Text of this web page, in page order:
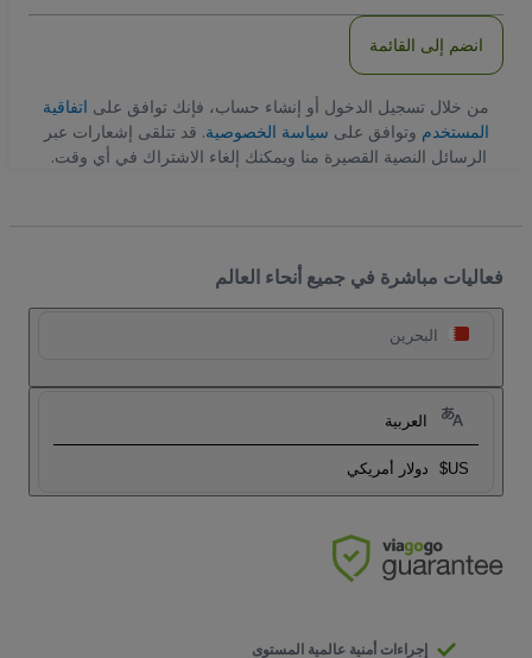
انضم إلى القائمة
من خلال تسجيل الدخول أو إنشاء حساب، فإنك توافق علىاتفاقية
المستخدموتوافق علىسياسة الخصوصية. قد تتلقى إشعارات عبر
الرسائل النصية القصيرة منا ويمكنك إلغاء الاشتراك في أي وقت.
فعاليات مباشرة في جميع أنحاء العالم
البحرين
العربية
US$ دولار أمريكي
إجراءات أمنية عالمية المستوى